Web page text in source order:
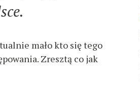
mało kto się tego
Zresztą co jak